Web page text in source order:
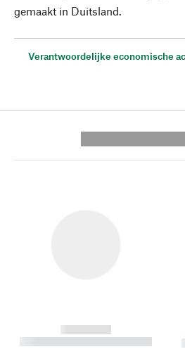
gemaakt in Duitsland.
Verantwoordelijke economische
------------
----------- ----------- --------